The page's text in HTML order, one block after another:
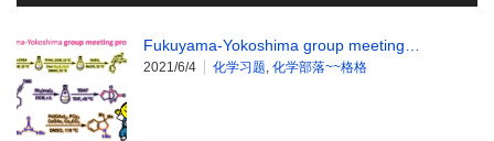
Fukuyama-Yokoshima group meeting…
2021/6/4 化学习题, 化学部落~~格格